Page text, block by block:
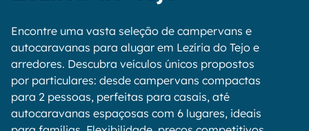
Encontre uma vasta seleção de campervans e
autocaravanas para alugar em Lezíria do Tejo e
arredores. Descubra veículos únicos propostos
por particulares: desde campervans compactas
para 2 pessoas, perfeitas para casais, até
autocaravanas espaçosas com 6 lugares, ideais